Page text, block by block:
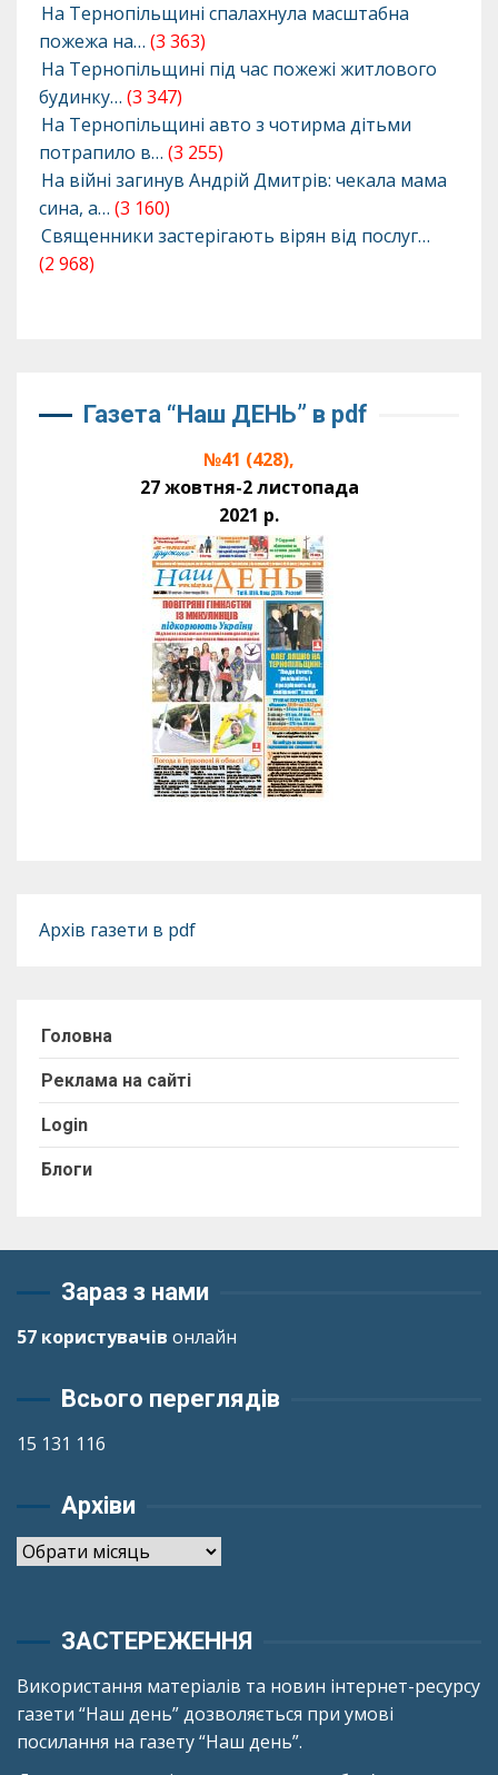
На Тернопільщині спалахнула масштабна
пожежа на… (3 363)
На Тернопільщині під час пожежі житлового
будинку… (3 347)
На Тернопільщині авто з чотирма дітьми
потрапило в… (3 255)
На війні загинув Андрій Дмитрів: чекала мама
сина, а… (3 160)
Священники застерігають вірян від послуг…
(2 968)
Газета “Наш ДЕНЬ” в pdf
№41 (428),
27 жовтня-2 листопада
2021 р.
Архів газети в pdf
Головна
Реклама на сайті
Login
Блоги
Зараз з нами
57 користувачів онлайн
Всього переглядів
15 131 116
Архіви
Архіви
ЗАСТЕРЕЖЕННЯ
Використання матеріалів та новин інтернет-ресурсу
газети “Наш день” дозволяється при умові
посилання на газету “Наш день”.